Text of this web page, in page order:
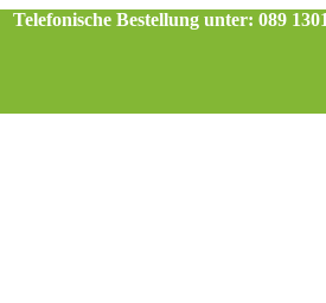
Telefonische Bestellung unter: 089